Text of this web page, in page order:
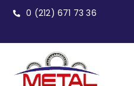
0 (212) 671 73 36